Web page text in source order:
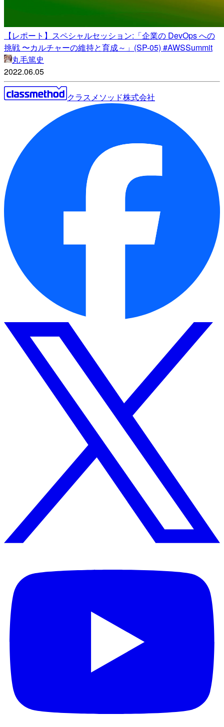
【レポート】スペシャルセッション:「企業の DevOps への
挑戦 〜カルチャーの維持と育成～」(SP-05) #AWSSummit
丸毛篤史
2022.06.05
クラスメソッド株式会社